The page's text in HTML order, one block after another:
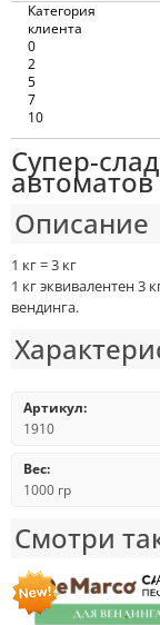
Категория
клиента
0
2
5
7
10
Супер-
автоматов
Описание
1 кг = 3 кг
1 кг эквивалентен 3
вендинга.
Артикул:
1910
Вес:
1000 гр
Смотри